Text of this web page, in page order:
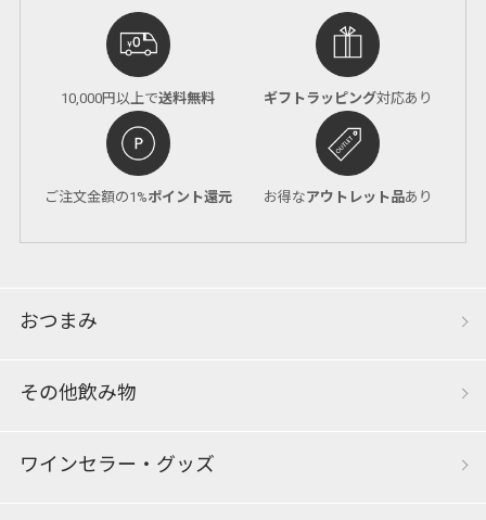
10,000円以上で送料無料 ギフトラッピング対応あり
ご注文金額の1%ポイント還元 お得なアウトレット品あり
おつまみ
その他飲み物
ワインセラー・グッズ